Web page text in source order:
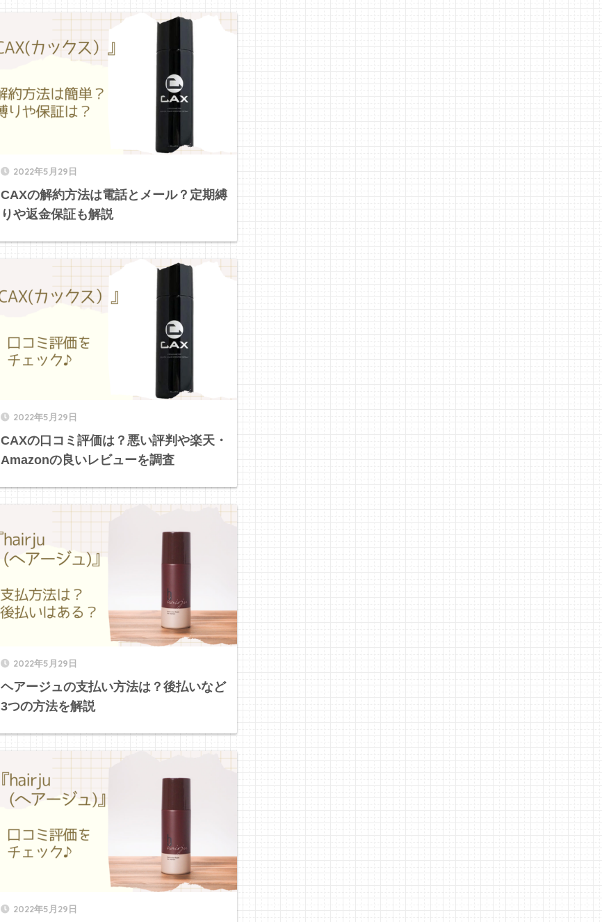
2022年5月29日
CAXの解約方法は電話とメール？定期縛
りや返金保証も解説
2022年5月29日
CAXの口コミ評価は？悪い評判や楽天・
Amazonの良いレビューを調査
2022年5月29日
ヘアージュの支払い方法は？後払いなど
3つの方法を解説
2022年5月29日